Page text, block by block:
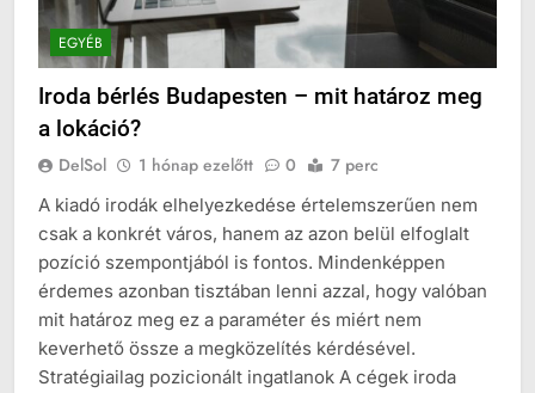
EGYÉB
Iroda bérlés Budapesten – mit határoz meg
a lokáció?
DelSol 1 hónap ezelőtt 0 7 perc
A kiadó irodák elhelyezkedése értelemszerűen nem
csak a konkrét város, hanem az azon belül elfoglalt
pozíció szempontjából is fontos. Mindenképpen
érdemes azonban tisztában lenni azzal, hogy valóban
mit határoz meg ez a paraméter és miért nem
keverhető össze a megközelítés kérdésével.
Stratégiailag pozicionált ingatlanok A cégek iroda